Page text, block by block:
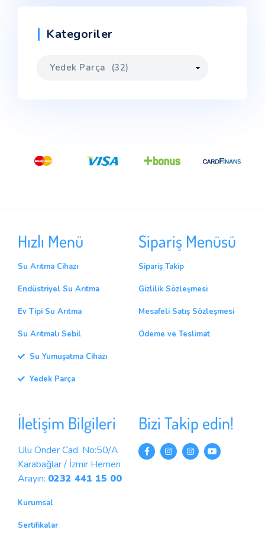
Kategoriler
Hızlı Menü
Su Arıtma Cihazı
Endüstriyel Su Arıtma
Ev Tipi Su Arıtma
Su Arıtmalı Sebil
Su Yumuşatma Cihazı
Yedek Parça
Sipariş Menüsü
Sipariş Takip
Gizlilik Sözleşmesi
Mesafeli Satış Sözleşmesi
Ödeme ve Teslimat
İletişim Bilgileri
Ulu Önder Cad. No:50/A
Karabağlar / İzmir Hemen
Arayın: 0232 441 15 00
Kurumsal
Sertifikalar
Bizi Takip edin!